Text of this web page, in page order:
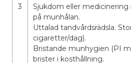
3
Sjukdom eller
på munhålan.
Uttalad tandvårdsrädsla.
cigaretter/dag).
Bristande munhygien (PI
brister i kosthållning.